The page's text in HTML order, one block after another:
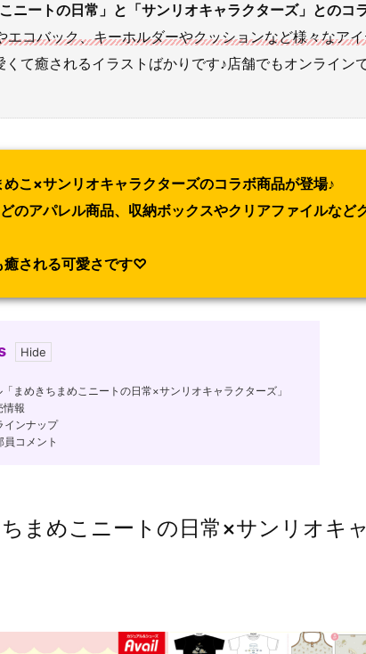
ニートの日常」と「サンリオキャラクターズ」とのコ
エコバック、キーホルダーやクッションなど様々なア
くて癒されるイラストばかりです♪店舗でもオンライン
めこ×サンリオキャラクターズのコラボ商品が登場♪
のアパレル商品、収納ボックスやクリアファイルなど
癒される可愛さです♡
「まめきちまめこニートの日常×サンリオキャラクターズ」
情報
インナップ
員コメント
まめこニートの日常×サンリオキ